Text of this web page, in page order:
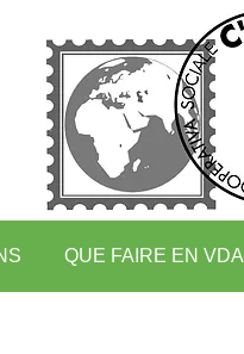
QUE FAIRE EN VDA